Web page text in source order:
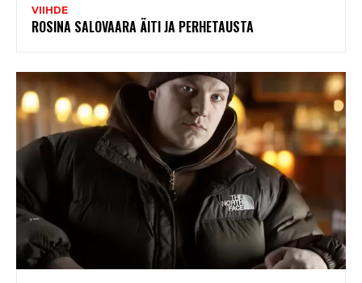
VIIHDE
ROSINA SALOVAARA ÄITI JA PERHETAUSTA